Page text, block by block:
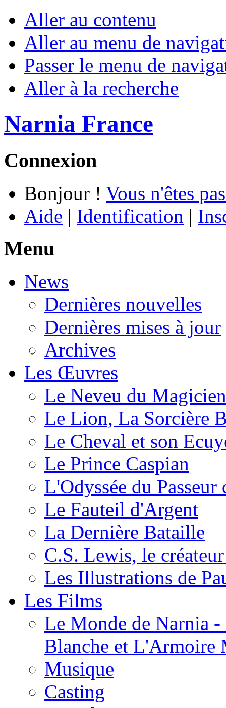
Aller au contenu
Aller au menu de
Passer le menu de
Aller à la recherche
Narnia France
Connexion
Bonjour ! Vous n'êtes
Aide | Identification |
Menu
News
Dernières nouvelles
Dernières mises à jour
Archives
Les Œuvres
Le Neveu du Magicien
Le Lion, La Sorcière
Le Cheval et son
Le Prince Caspian
L'Odyssée du
Le Fauteil d'Argent
La Dernière Bataille
C.S. Lewis, le
Les Illustrations de
Les Films
Le Monde de Narnia
Blanche et L'Armoire
Musique
Casting